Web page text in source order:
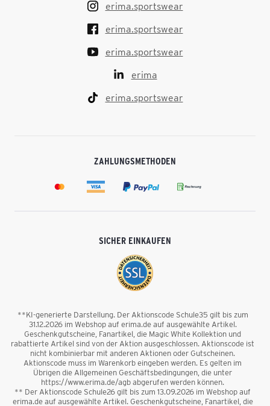
erima.sportswear
erima.sportswear
erima.sportswear
erima
erima.sportswear
ZAHLUNGSMETHODEN
SICHER EINKAUFEN
**KI-generierte Darstellung. Der Aktionscode Schule35 gilt bis zum
31.12.2026 im Webshop auf erima.de auf ausgewählte Artikel.
Geschenkgutscheine, Fanartikel, die Magic White Kollektion und
rabattierte Artikel sind von der Aktion ausgeschlossen. Aktionscode ist
nicht kombinierbar mit anderen Aktionen oder Gutscheinen.
Aktionscode muss im Warenkorb eingeben werden. Es gelten im
Übrigen die Allgemeinen Geschäftsbedingungen, die unter
https://www.erima.de/agb abgerufen werden können.
** Der Aktionscode Schule26 gilt bis zum 13.09.2026 im Webshop auf
erima.de auf ausgewählte Artikel. Geschenkgutscheine, Fanartikel, die